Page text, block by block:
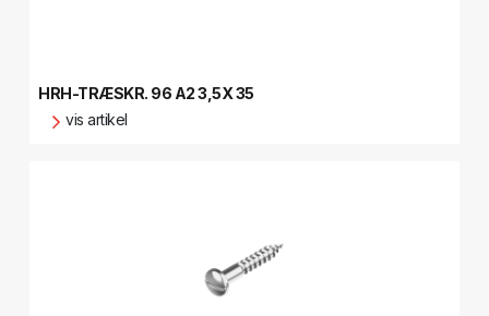
HRH-TRÆSKR. 96 A2 3,5X 35
vis artikel